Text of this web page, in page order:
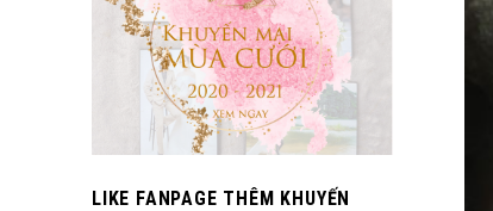
LIKE FANPAGE THÊM KHUYẾN